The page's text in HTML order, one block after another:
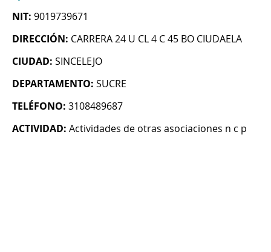
NIT: 9019739671
DIRECCIÓN: CARRERA 24 U CL 4 C 45 BO CIUDAELA
CIUDAD: SINCELEJO
DEPARTAMENTO: SUCRE
TELÉFONO: 3108489687
ACTIVIDAD: Actividades de otras asociaciones n c p